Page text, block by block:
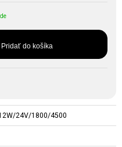
Pridať do košíka
24V/1800/4500